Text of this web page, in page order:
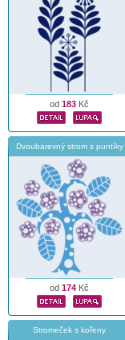
od 183 Kč
Dvoubarevný strom s puntíky
od 174 Kč
Stromeček s kořeny